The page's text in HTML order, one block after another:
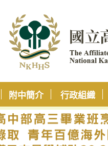
附中簡介 行政組織